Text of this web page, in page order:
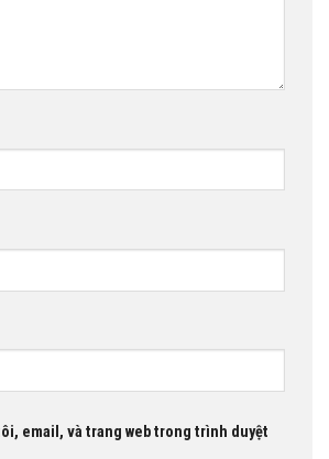
email, và trang web trong trình duyệt